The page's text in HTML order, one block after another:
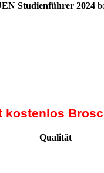
Studienführer 2024
kostenlos
Qualität